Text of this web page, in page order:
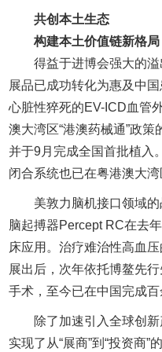
共创本土生态
构建本土价值链新格局
得益于进博会强大的
展品已成功转化为惠及中
心脏性猝死的EV-ICD血管
澳大湾区“港澳药械通”政策
并于9月完成全国首批植入
闭合系统也已在粤港澳大湾
美敦力脑机接口领域
脑起搏器Percept RC在去
床应用。治疗难治性高血
展出后，次年依托博鳌先
手术，至今已在中国完成百
除了加速引入全球创
实现了从“展商”到“投资商”